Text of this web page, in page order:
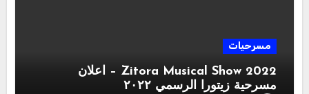
مسرحيات
Zitora Musical Show 2022 – اعلان
مسرحية زيتورا الرسمي ٢٠٢٢